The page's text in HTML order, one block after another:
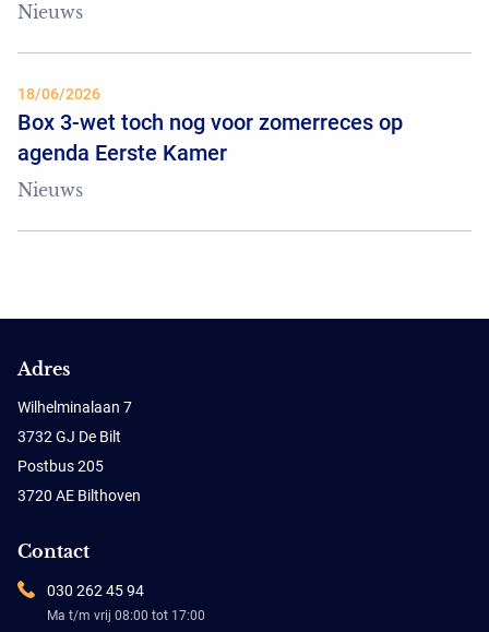
Nieuws
18/06/2026
Box 3-wet toch nog voor zomerreces op
agenda Eerste Kamer
Nieuws
Adres
Wilhelminalaan 7
3732 GJ De Bilt
Postbus 205
3720 AE Bilthoven
Contact
030 262 45 94
Ma t/m vrij 08:00 tot 17:00